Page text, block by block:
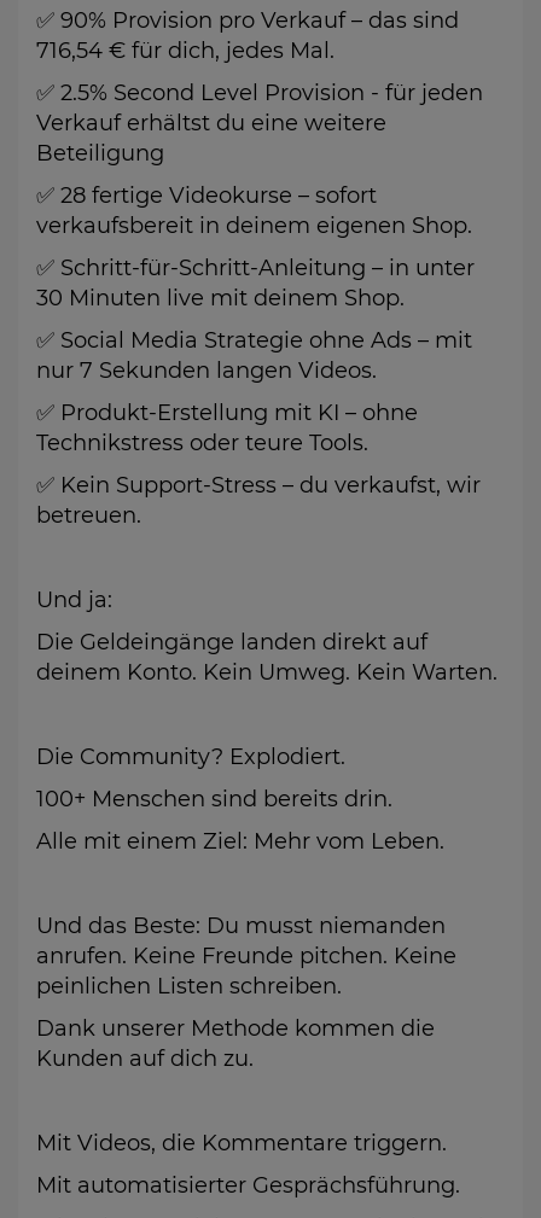
✅ 90% Provision pro Verkauf – das sind
716,54 € für dich, jedes Mal.
✅ 2.5% Second Level Provision - für jeden
Verkauf erhältst du eine weitere
Beteiligung
✅ 28 fertige Videokurse – sofort
verkaufsbereit in deinem eigenen Shop.
✅ Schritt-für-Schritt-Anleitung – in unter
30 Minuten live mit deinem Shop.
✅ Social Media Strategie ohne Ads – mit
nur 7 Sekunden langen Videos.
✅ Produkt-Erstellung mit KI – ohne
Technikstress oder teure Tools.
✅ Kein Support-Stress – du verkaufst, wir
betreuen.
Und ja:
Die Geldeingänge landen direkt auf
deinem Konto. Kein Umweg. Kein Warten.
Die Community? Explodiert.
100+ Menschen sind bereits drin.
Alle mit einem Ziel: Mehr vom Leben.
Und das Beste: Du musst niemanden
anrufen. Keine Freunde pitchen. Keine
peinlichen Listen schreiben.
Dank unserer Methode kommen die
Kunden auf dich zu.
Mit Videos, die Kommentare triggern.
Mit automatisierter Gesprächsführung.